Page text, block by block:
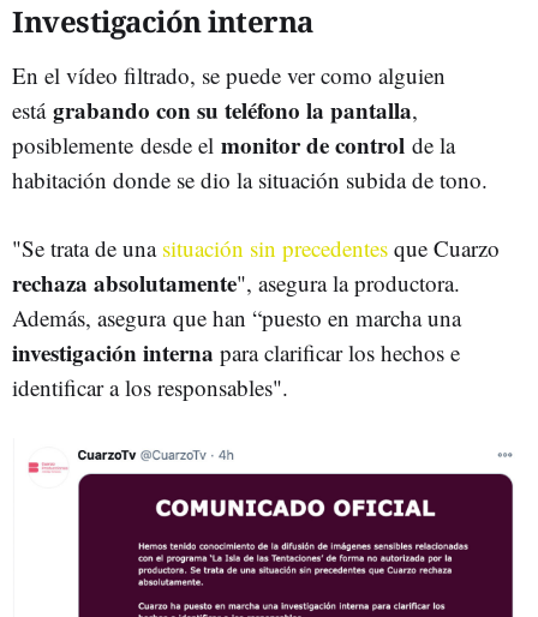
Investigación interna
En el vídeo filtrado, se puede ver como alguien
está grabando con su teléfono la pantalla,
posiblemente desde el monitor de control de la
habitación donde se dio la situación subida de tono.
"Se trata de una situación sin precedentes que Cuarzo
rechaza absolutamente", asegura la productora.
Además, asegura que han “puesto en marcha una
investigación interna para clarificar los hechos e
identificar a los responsables".